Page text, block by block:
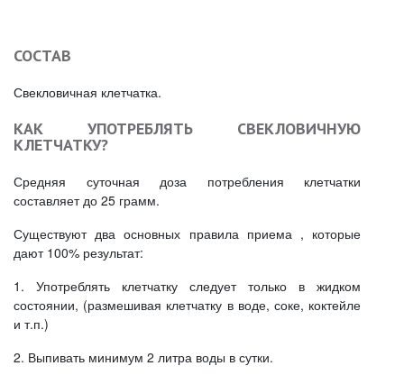
СОСТАВ
Свекловичная клетчатка.
КАК УПОТРЕБЛЯТЬ СВЕКЛОВИЧНУЮ
КЛЕТЧАТКУ?
Средняя суточная доза потребления клетчатки
составляет до 25 грамм.
Существуют два основных правила приема , которые
дают 100% результат:
1. Употреблять клетчатку следует только в жидком
состоянии, (размешивая клетчатку в воде, соке, коктейле
и т.п.)
2. Выпивать минимум 2 литра воды в сутки.